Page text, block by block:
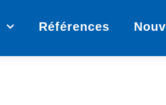
Références